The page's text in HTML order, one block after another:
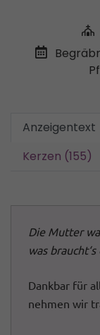
Anzeigentext
Kerzen (155)
Die Mutter
was
Dankbar für
nehmen wir